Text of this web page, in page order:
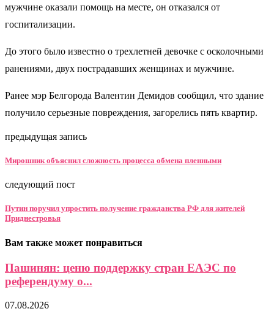
мужчине оказали помощь на месте, он отказался от
госпитализации.
До этого было известно о трехлетней девочке с осколочными
ранениями, двух пострадавших женщинах и мужчине.
Ранее мэр Белгорода Валентин Демидов сообщил, что здание
получило серьезные повреждения, загорелись пять квартир.
предыдущая запись
Мирошник объяснил сложность процесса обмена пленными
следующий пост
Путин поручил упростить получение гражданства РФ для жителей
Приднестровья
Вам также может понравиться
Пашинян: ценю поддержку стран ЕАЭС по
референдуму о...
07.08.2026